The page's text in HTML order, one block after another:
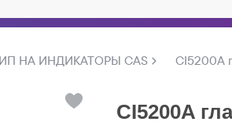
НА ИНДИКАТОРЫ CAS CI5200A
CI5200A